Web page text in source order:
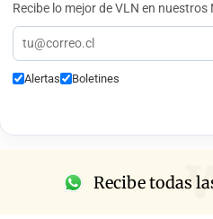
Recibe lo mejor de VLN en
Alertas Boletines
Recibe todas